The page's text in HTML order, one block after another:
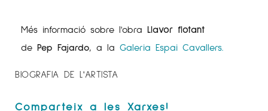
Més informació sobre l'obra Llavor flotant
de Pep Fajardo, a la Galeria Espai Cavallers.
BIOGRAFIA DE L'ARTISTA